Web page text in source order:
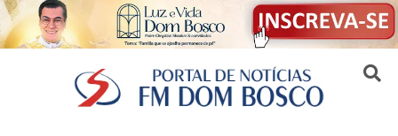
Sair da versão mobile